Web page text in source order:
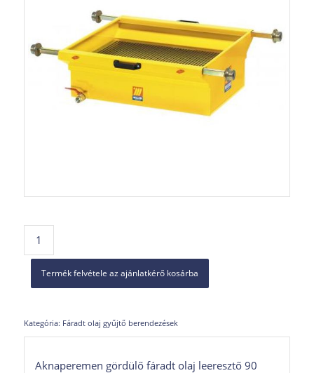
Termék felvétele az ajánlatkérő kosárba
Kategória: Fáradt olaj gyűjtő berendezések
Aknaperemen gördülő fáradt olaj leeresztő 90